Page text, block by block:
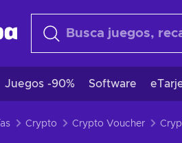
Juegos -90% Software
Crypto Crypto Voucher